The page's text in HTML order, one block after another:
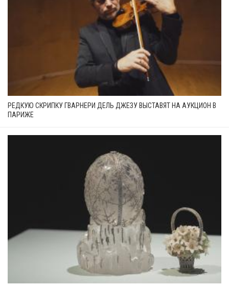
РЕДКУЮ СКРИПКУ ГВАРНЕРИ ДЕЛЬ ДЖЕЗУ ВЫСТАВЯТ НА АУКЦИОН В
ПАРИЖЕ